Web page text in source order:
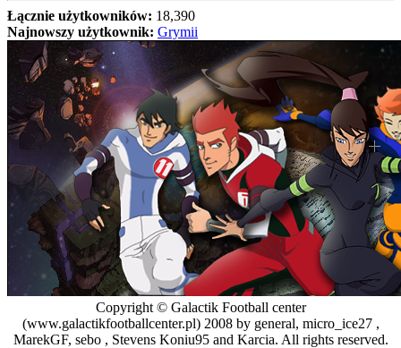
Łącznie użytkowników: 18,390
Najnowszy użytkownik: Grymii
Copyright © Galactik Football center
(www.galactikfootballcenter.pl) 2008 by general, micro_ice27 ,
MarekGF, sebo , Stevens Koniu95 and Karcia. All rights reserved.